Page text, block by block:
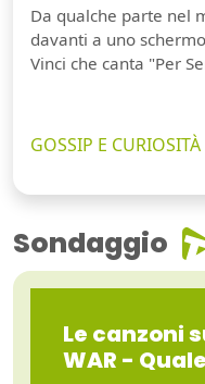
Da qualche parte nel
davanti a uno
Vinci che canta "Per
GOSSIP E CURIOSITÀ
Sondaggio
Le canzoni
WAR -